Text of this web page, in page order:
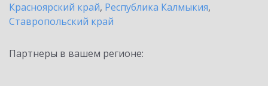
Красноярский край, Республика Калмыкия,
Ставропольский край
Партнеры в вашем регионе: